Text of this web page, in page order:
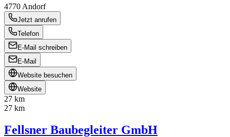
4770 Andorf
Jetzt anrufen
Telefon
E-Mail schreiben
E-Mail
Website besuchen
Website
27 km
27 km
Fellsner Baubegleiter GmbH